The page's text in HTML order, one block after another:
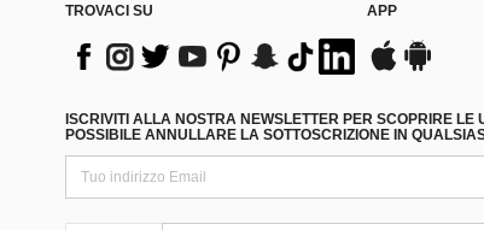
TROVACI SU APP
ISCRIVITI ALLA NOSTRA NEWSLETTER PER SCOPRIRE
POSSIBILE ANNULLARE LA SOTTOSCRIZIONE IN